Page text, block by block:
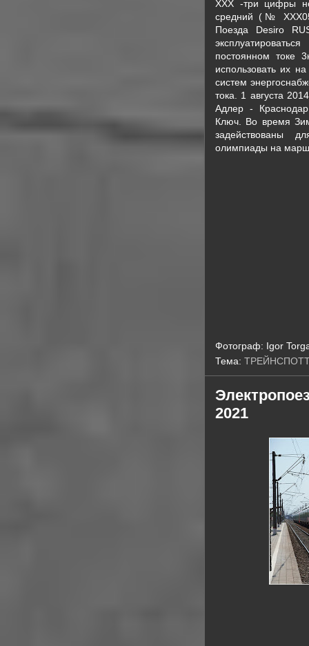
ХХХ -три цифры
средний (№
Поезда Desiro
постоянном токе
использовать их
систем
тока. 1 августа
Адлер -
Ключ. Во время
задействованы
олимпиады на
Фотограф: Igor
Тема:
2021